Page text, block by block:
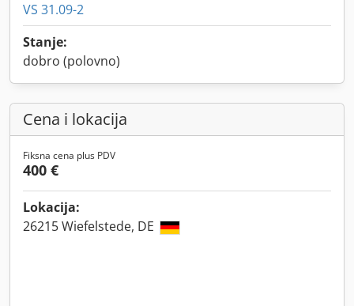
VS 31.09-2
Stanje:
dobro (polovno)
Cena i lokacija
Fiksna cena plus PDV
400 €
Lokacija:
26215 Wiefelstede, DE